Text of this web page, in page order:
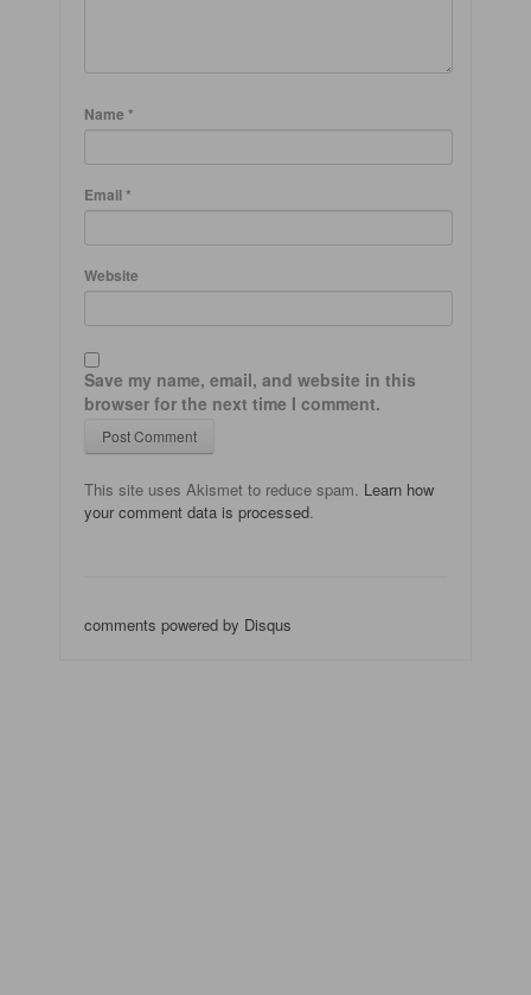
Name *
Email*
Website
Save my name, email, and website in this
browser for the next time I comment.
This site uses Akismet to reduce spam. Learn how
your comment data is processed.
comments powered by Disqus